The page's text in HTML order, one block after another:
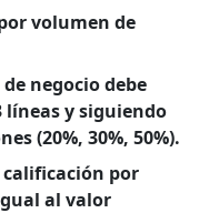
volumen de
negocio debe
líneas y siguiendo
(20%, 30%, 50%).
por
al valor